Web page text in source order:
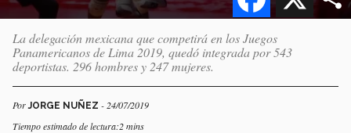
La delegación mexicana que competirá en los Juegos
Panamericanos de Lima 2019, quedó integrada por 543
deportistas. 296 hombres y 247 mujeres.
PorJORGE NUÑEZ - 24/07/2019
Tiempo estimado de lectura:2 mins